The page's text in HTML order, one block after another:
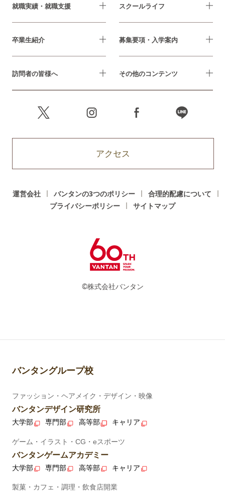
就職実績・就職支援 スクールライフ
卒業生紹介 募集要項・入学案内
訪問者の皆様へ その他のコンテンツ
アクセス
運営会社 バンタンの3つのポリシー
合理的配慮について
プライバシーポリシー
サイトマップ
©株式会社バンタン
バンタングループ校
ファッション・ヘアメイク・デザイン・映像
バンタンデザイン研究所
大学部 専門部 高等部 キャリア
ゲーム・イラスト・CG・eスポーツ
バンタンゲームアカデミー
大学部 専門部 高等部 キャリア
製菓・カフェ・調理・飲食店開業